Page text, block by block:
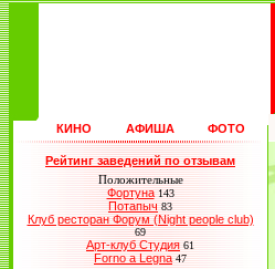
КИНО АФИША ФОТО
Рейтинг заведений по отзывам
Положительные
Фортуна 143
Потапыч 83
Клуб ресторан Форум (Night people club)
69
Арт-клуб Студия 61
Forno a Legna 47